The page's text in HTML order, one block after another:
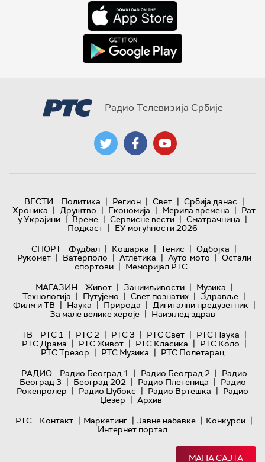
Радио Телевизија Србије
ВЕСТИ Политика | Регион | Свет | Србија данас |
Хроника | Друштво | Економија | Мерила времена | Рат
у Украјини | Време | Сервисне вести | Сматрачница |
Подкаст | ЕУ могућности 2026
СПОРТ
Фудбал | Кошарка | Тенис | Одбојка |
Рукомет | Ватерполо | Атлетика | Ауто-мото | Остали
спортови | Меморијал РТС
МАГАЗИН
Живот | Занимљивости | Музика |
Технологијa | Путујемо | Свет познатих | Здравље |
Филм и ТВ | Наука | Природа | Дигитални предузетник |
За мале велике хероје | Наизглед здрав
ТВ
РТС 1 | РТС 2 | РТС 3 | РТС Свет | РТС Наука |
РТС Драма | РТС Живот | РТС Класика | РТС Коло |
РТС Трезор | РТС Музика | РТС Полетарац
РАДИО
Радио Београд 1 | Радио Београд 2 | Радио
Београд 3 | Београд 202 | Радио Плетеница | Радио
Рокенролер | Радио Џубокс | Радио Вртешка | Радио
Џезер | Архив
РТС
Контакт | Маркетинг | Јавне набавке | Конкурси |
Интернет портал
МАПА САЈТА